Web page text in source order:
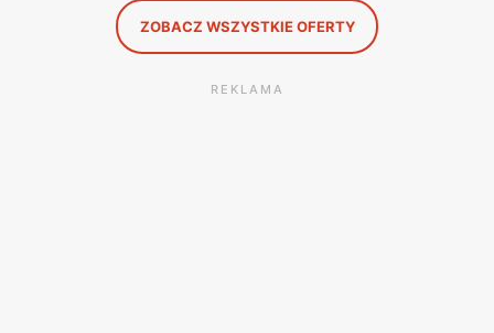
ZOBACZ WSZYSTKIE OFERTY
REKLAMA